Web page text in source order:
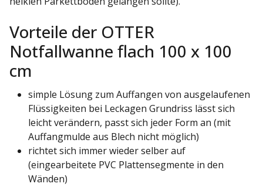
Vorteile der OTTER
Notfallwanne flach 100 x 100
cm
simple Lösung zum Auffangen von ausgelaufenen
Flüssigkeiten bei Leckagen Grundriss lässt sich
leicht verändern, passt sich jeder Form an (mit
Auffangmulde aus Blech nicht möglich)
richtet sich immer wieder selber auf
(eingearbeitete PVC Plattensegmente in den
Wänden)